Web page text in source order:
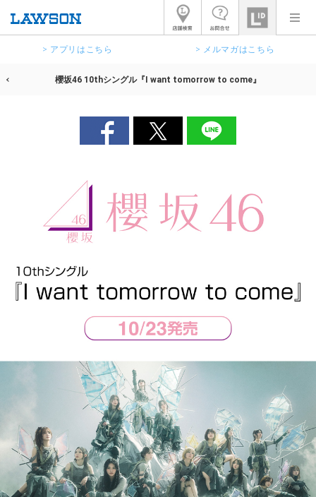
> アプリはこちら > メルマガはこちら
櫻坂46 10thシングル『I want tomorrow to come』